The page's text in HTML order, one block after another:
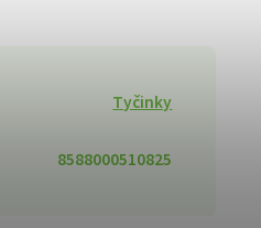
Tyčinky
8588000510825